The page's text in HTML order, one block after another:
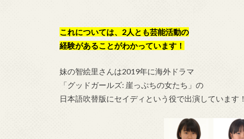
これについては、2人とも芸能活動の
経験があることがわかっています！
妹の智絵里さんは2019年に海外ドラマ
「グッドガールズ: 崖っぷちの女たち」の
日本語吹替版にセイディという役で出演しています！